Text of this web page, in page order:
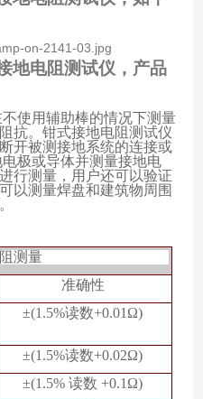
地电阻测试仪，产品
使用辅助棒的情况下测量
抗。钳式接地电阻测试仪
开被测接地系统的连接或
极或导体并测量接地电
行测量，用户还可以验证
以测量焊盘和建筑物周围
测量
准确性
±(1.5%读数+0.01Ω)
±(1.5%读数+0.02Ω)
±(1.5% 读数 +0.1Ω)